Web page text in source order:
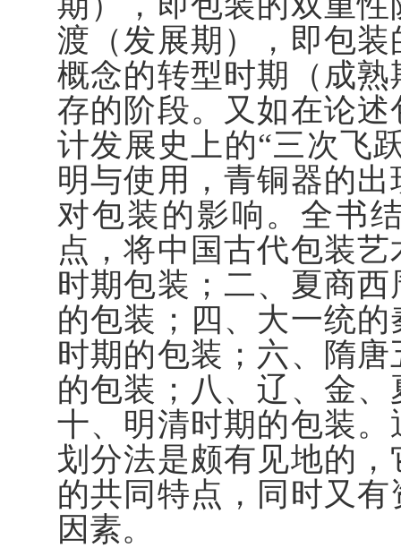
渡（发展期），即包
概念的转型时期（成
存的阶段。又如在论
计发展史上的“三次飞
明与使用，青铜器的
对包装的影响。全书
点，将中国古代包装
时期包装；二、夏商
的包装；四、大一统
时期的包装；六、隋
的包装；八、辽、金
十、明清时期的包装
划分法是颇有见地的
的共同特点，同时又
因素。